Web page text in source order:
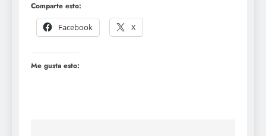
Comparte esto:
Facebook
X
Me gusta esto: